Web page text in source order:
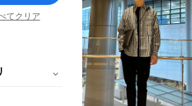
てクリア